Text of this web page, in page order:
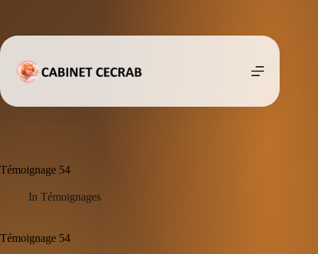
Témoignage 54
In Témoignages
Témoignage 54